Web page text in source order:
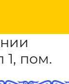
1, пом.